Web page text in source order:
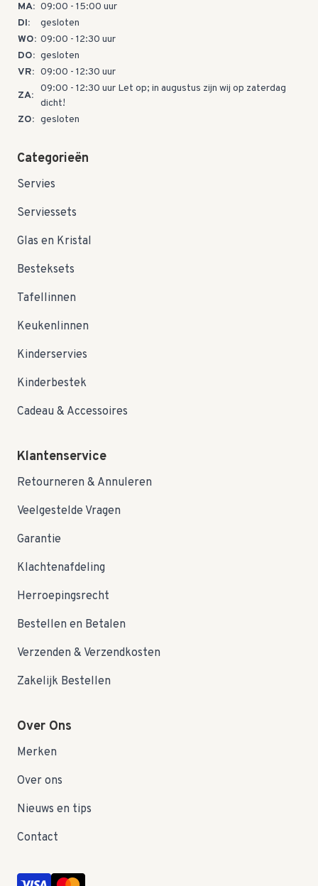
MA: 09:00 - 15:00 uur
DI:
gesloten
WO: 09:00 - 12:30 uur
DO: gesloten
VR: 09:00 - 12:30 uur
ZA:
09:00 - 12:30 uur Let op; in augustus zijn wij op zaterdag
dicht!
ZO: gesloten
Categorieën
Servies
Serviessets
Glas en Kristal
Besteksets
Tafellinnen
Keukenlinnen
Kinderservies
Kinderbestek
Cadeau & Accessoires
Klantenservice
Retourneren & Annuleren
Veelgestelde Vragen
Garantie
Klachtenafdeling
Herroepingsrecht
Bestellen en Betalen
Verzenden & Verzendkosten
Zakelijk Bestellen
Over Ons
Merken
Over ons
Nieuws en tips
Contact